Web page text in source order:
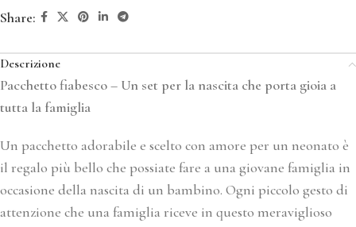
Share:
Descrizione
Pacchetto fiabesco – Un set per la nascita che porta gioia a
tutta la famiglia
Un pacchetto adorabile e scelto con amore per un neonato è
il regalo più bello che possiate fare a una giovane famiglia in
occasione della nascita di un bambino. Ogni piccolo gesto di
attenzione che una famiglia riceve in questo meraviglioso